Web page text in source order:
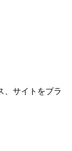
、サイトをブラ